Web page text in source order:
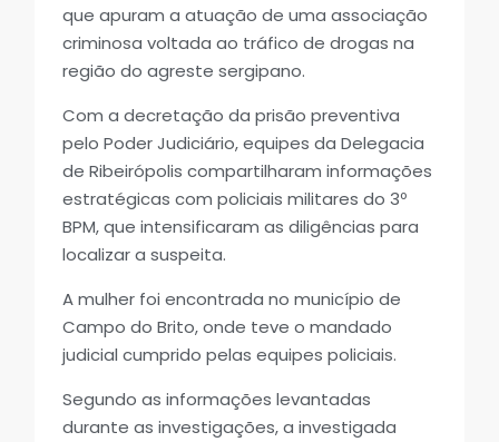
que apuram a atuação de uma associação
criminosa voltada ao tráfico de drogas na
região do agreste sergipano.
Com a decretação da prisão preventiva
pelo Poder Judiciário, equipes da Delegacia
de Ribeirópolis compartilharam informações
estratégicas com policiais militares do 3º
BPM, que intensificaram as diligências para
localizar a suspeita.
A mulher foi encontrada no município de
Campo do Brito, onde teve o mandado
judicial cumprido pelas equipes policiais.
Segundo as informações levantadas
durante as investigações, a investigada